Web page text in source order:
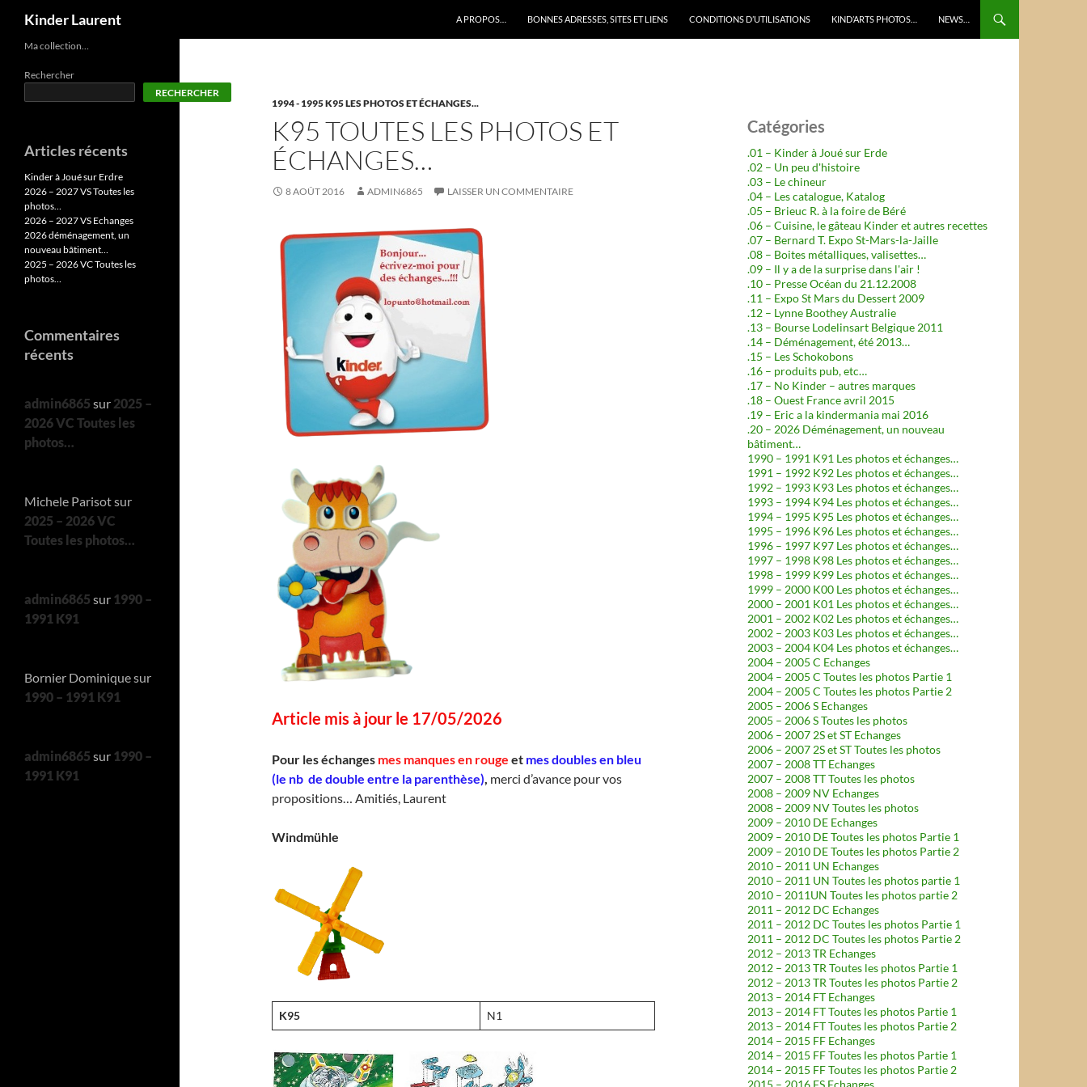
Aller
contenu
Kinder Laurent A PROPOS… BONNES ADRESSES, SITES ET LIENS CONDITIONS D’UTILISATIONS KIND’ARTS PHOTOS… NEWS…
1994 - 1995 K95 LES PHOTOS ET ÉCHANGES...
K95 TOUTES LES PHOTOS ET
ÉCHANGES…
8 AOÛT 2016 ADMIN6865 LAISSER UN COMMENTAIRE
Article mis à jour le 17/05/2026
Pour les échanges mes manques en rouge et mes doubles en bleu
(le nb de double entre la parenthèse) merci d’avance pour vos
propositions… Amitiés, Laurent
Windmühle
K95 N1
Catégories
.01 – Kinder à Joué sur Erde
.02 – Un peu d'histoire
.03 – Le chineur
.04 – Les catalogue, Katalog
.05 – Brieuc R. à la foire de Béré
.06 – Cuisine, le gâteau Kinder et autres recettes
.07 – Bernard T. Expo St-Mars-la-Jaille
.08 – Boites métalliques, valisettes…
.09 – Il y a de la surprise dans l'air !
.10 – Presse Océan du 21.12.2008
.11 – Expo St Mars du Dessert 2009
.12 – Lynne Boothey Australie
.13 – Bourse Lodelinsart Belgique 2011
.14 – Déménagement, été 2013…
.15 – Les Schokobons
.16 – produits pub, etc…
.17 – No Kinder – autres marques
.18 – Ouest France avril 2015
.19 – Eric a la kindermania mai 2016
.20 – 2026 Déménagement, un nouveau
bâtiment…
1990 – 1991 K91 Les photos et échanges…
1991 – 1992 K92 Les photos et échanges…
1992 – 1993 K93 Les photos et échanges…
1993 – 1994 K94 Les photos et échanges…
1994 – 1995 K95 Les photos et échanges…
1995 – 1996 K96 Les photos et échanges…
1996 – 1997 K97 Les photos et échanges…
1997 – 1998 K98 Les photos et échanges…
1998 – 1999 K99 Les photos et échanges…
1999 – 2000 K00 Les photos et échanges…
2000 – 2001 K01 Les photos et échanges…
2001 – 2002 K02 Les photos et échanges…
2002 – 2003 K03 Les photos et échanges…
2003 – 2004 K04 Les photos et échanges…
2004 – 2005 C Echanges
2004 – 2005 C Toutes les photos Partie 1
2004 – 2005 C Toutes les photos Partie 2
2005 – 2006 S Echanges
2005 – 2006 S Toutes les photos
2006 – 2007 2S et ST Echanges
2006 – 2007 2S et ST Toutes les photos
2007 – 2008 TT Echanges
2007 – 2008 TT Toutes les photos
2008 – 2009 NV Echanges
2008 – 2009 NV Toutes les photos
2009 – 2010 DE Echanges
2009 – 2010 DE Toutes les photos Partie 1
2009 – 2010 DE Toutes les photos Partie 2
2010 – 2011 UN Echanges
2010 – 2011 UN Toutes les photos partie 1
2010 – 2011UN Toutes les photos partie 2
2011 – 2012 DC Echanges
2011 – 2012 DC Toutes les photos Partie 1
2011 – 2012 DC Toutes les photos Partie 2
2012 – 2013 TR Echanges
2012 – 2013 TR Toutes les photos Partie 1
2012 – 2013 TR Toutes les photos Partie 2
2013 – 2014 FT Echanges
2013 – 2014 FT Toutes les photos Partie 1
2013 – 2014 FT Toutes les photos Partie 2
2014 – 2015 FF Echanges
2014 – 2015 FF Toutes les photos Partie 1
2014 – 2015 FF Toutes les photos Partie 2
2015 – 2016 FS Echanges
Ma collection…
Rechercher
RECHERCHER
Articles récents
Kinder à Joué sur Erdre
2026 – 2027 VS Toutes les
photos…
2026 – 2027 VS Echanges
2026 déménagement, un
nouveau bâtiment…
2025 – 2026 VC Toutes les
photos…
Commentaires
récents
admin6865 sur 2025 –
2026 VC Toutes les
photos…
Michele Parisotsur
2025 – 2026 VC
Toutes les photos…
admin6865 sur 1990 –
1991 K91
Bornier Dominiquesur
1990 – 1991 K91
admin6865 sur 1990 –
1991 K91